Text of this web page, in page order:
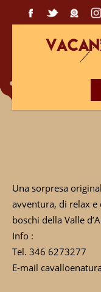
Una sorpresa
avventura, di relax e
boschi della Valle
Info :
Tel. 346 6273277
E-mail